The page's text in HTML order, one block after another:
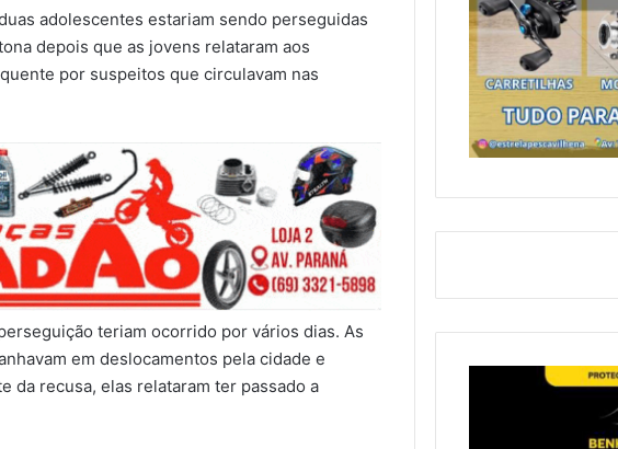
adolescentes estariam sendo perseguidas
depois que as jovens relataram aos
por suspeitos que circulavam nas
teriam ocorrido por vários dias. As
em deslocamentos pela cidade e
da recusa, elas relataram ter passado a